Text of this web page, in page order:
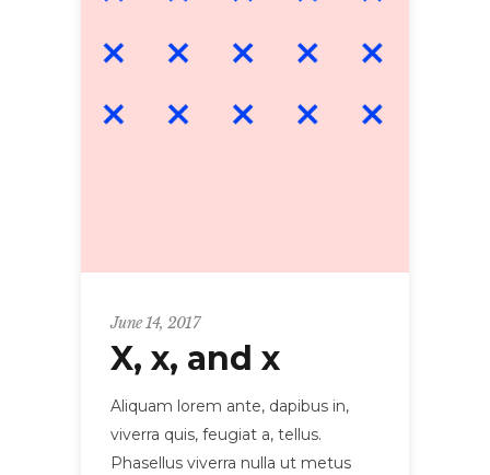
June 14, 2017
X, x, and x
Aliquam lorem ante, dapibus in,
viverra quis, feugiat a, tellus.
Phasellus viverra nulla ut metus